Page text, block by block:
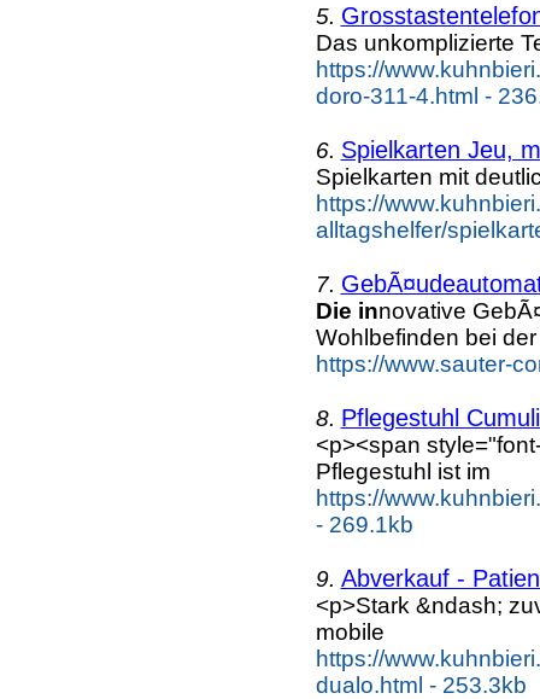
5.
Das unkomplizierte
https://
doro-311-4.html -
6. Spielkarten Jeu,
Spielkarten mit
https://
alltagshelfer/
7.
Die innovative
Wohlbefinden bei der
https://www.sauter-
8. Pflegestuhl
<p><span
Pflegestuhl ist im
https://
- 269.1kb
9. Abverkauf -
<p>Stark &ndash;
mobile
https://
dualo.html - 253.3kb